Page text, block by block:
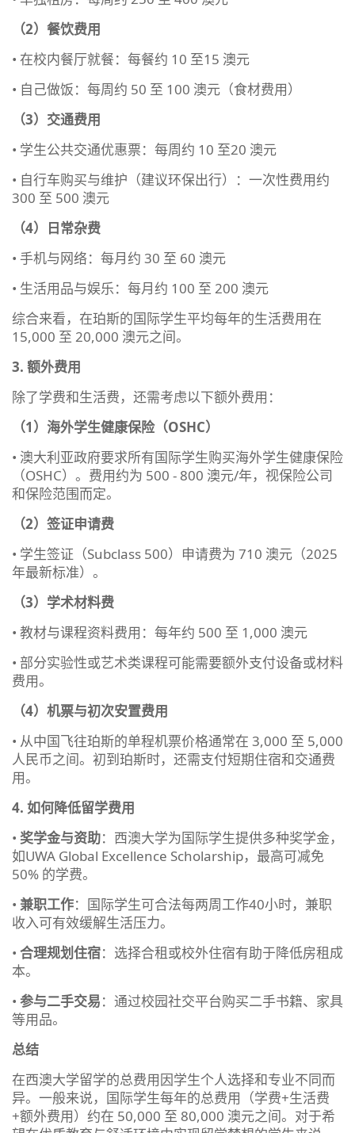
（2）餐饮费用
• 在校内餐厅就餐：每餐约 10 至15 澳元
• 自己做饭：每周约 50 至 100 澳元（食材费用）
（3）交通费用
• 学生公共交通优惠票：每周约 10 至20 澳元
• 自行车购买与维护（建议环保出行）：一次性费用约
300 至 500 澳元
（4）日常杂费
• 手机与网络：每月约 30 至 60 澳元
• 生活用品与娱乐：每月约 100 至 200 澳元
综合来看，在珀斯的国际学生平均每年的生活费用在
15,000 至 20,000 澳元之间。
3. 额外费用
除了学费和生活费，还需考虑以下额外费用：
（1）海外学生健康保险（OSHC）
• 澳大利亚政府要求所有国际学生购买海外学生健康保险
（OSHC）。费用约为 500 - 800 澳元/年，视保险公司
和保险范围而定。
（2）签证申请费
• 学生签证（Subclass 500）申请费为 710 澳元（2025
年最新标准）。
（3）学术材料费
• 教材与课程资料费用：每年约 500 至 1,000 澳元
• 部分实验性或艺术类课程可能需要额外支付设备或材料
费用。
（4）机票与初次安置费用
• 从中国飞往珀斯的单程机票价格通常在 3,000 至 5,000
人民币之间。初到珀斯时，还需支付短期住宿和交通费
用。
4. 如何降低留学费用
• 奖学金与资助：西澳大学为国际学生提供多种奖学金，
如UWA Global Excellence Scholarship，最高可减免
50% 的学费。
• 兼职工作：国际学生可合法每两周工作40小时，兼职
收入可有效缓解生活压力。
• 合理规划住宿：选择合租或校外住宿有助于降低房租成
本。
• 参与二手交易：通过校园社交平台购买二手书籍、家具
等用品。
总结
在西澳大学留学的总费用因学生个人选择和专业不同而
异。一般来说，国际学生每年的总费用（学费+生活费
+额外费用）约在 50,000 至 80,000 澳元之间。对于希